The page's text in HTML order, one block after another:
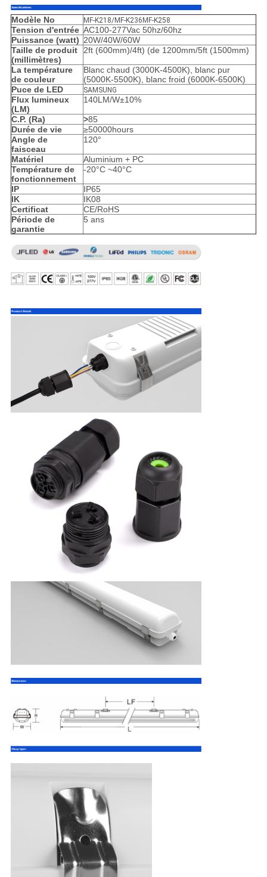
Modèle No MF-K218/MF-K236MF-K258
Tension d'entrée AC100-277Vac 50hz/60hz
Puissance (watt) 20W/40W/60W
Taille de produit
(millimètres)
2ft (600mm)/4ft) (de 1200mm/5ft (1500mm)
La température
de couleur
Blanc chaud (3000K-4500K), blanc pur
(5000K-5500K), blanc froid (6000K-6500K)
Puce de LED
SAMSUNG
Flux lumineux
(LM)
140LM/W±10%
C.P. (Ra) >85
Durée de vie
≥50000hours
Angle de
faisceau
120°
Matériel
Aluminium + PC
Température de
fonctionnement
-20°C ~40°C
IP
IP65
IK
IK08
Certificat
CE/RoHS
Période de
garantie
5 ans